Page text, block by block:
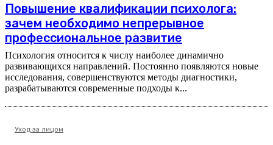
Повышение квалификации психолога:
зачем необходимо непрерывное
профессиональное развитие
Психология относится к числу наиболее динамично
развивающихся направлений. Постоянно появляются новые
исследования, совершенствуются методы диагностики,
разрабатываются современные подходы к...
Уход за лицом